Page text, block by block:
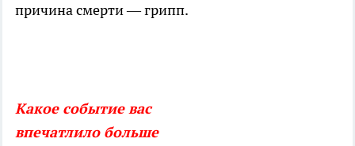
причина смерти — грипп.
Какое событие вас
впечатлило больше